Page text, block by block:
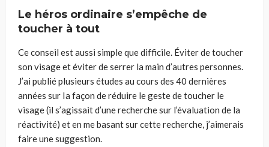
Le héros ordinaire s’empêche de
toucher à tout
Ce conseil est aussi simple que difficile. Éviter de toucher
son visage et éviter de serrer la main d’autres personnes.
J’ai publié plusieurs études au cours des 40 dernières
années sur Ia façon de réduire le geste de toucher le
visage(il s’agissait d’une recherche sur l’évaluation de la
réactivité) eten me basant sur cette recherche, j’aimerais
faire une suggestion.